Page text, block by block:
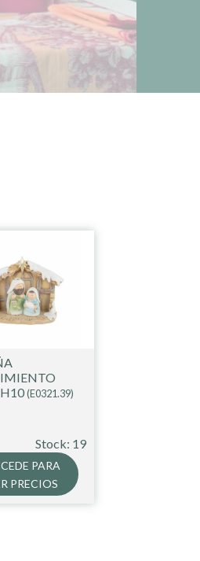
(E0321.39)
Stock: 19
PARA
PRECIOS